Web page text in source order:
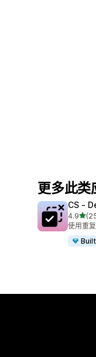
更多此类
CS ‑
4.9星（
总共 25
使用重